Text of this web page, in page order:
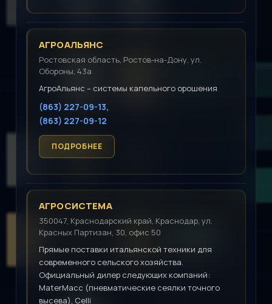
АГРОАЛЬЯНС
Ростовская область, Ростов-на-Дону, ул.
Обороны, 43а
АгроАльянс – системы капельного орошения
(863) 227-09-13,
(863) 227-09-12
АГРОСИСТЕМА
350047, Краснодарский край, Краснодар, ул.
Красных Партизан, 30, офис 50
Прямые поставки итальянской техники для
современного сельского хозяйства.
Официальный дилер следующих компаний:
MaterMacc (пневматические сеялки точного
высева), Celli